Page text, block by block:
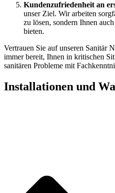
Kundenzufriedenheit an
unser Ziel. Wir arbeiten
zu lösen, sondern Ihnen
bieten.
Vertrauen Sie auf unseren Sanitär
immer bereit, Ihnen in kritischen
sanitären Probleme mit
Installationen und